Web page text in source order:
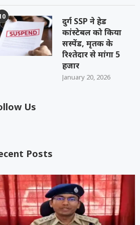
दुर्ग SSP ने हेड
कांस्टेबल को किया
सस्पेंड, मृतक के
रिश्तेदार से मांगा 5
हजार
January 20, 2026
Us
Posts